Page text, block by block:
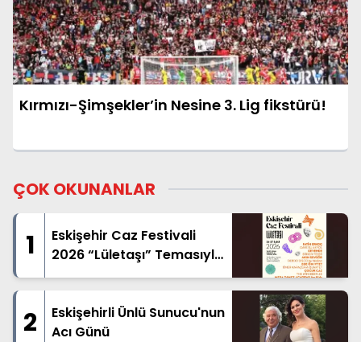
Kırmızı-Şimşekler’in Nesine 3. Lig fikstürü!
ÇOK OKUNANLAR
1
Eskişehir Caz Festivali
2026 “Lületaşı” Temasıyla
Geliyor
2
Eskişehirli Ünlü Sunucu'nun
Acı Günü